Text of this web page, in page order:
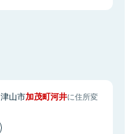
津山市加茂町河井に住所変